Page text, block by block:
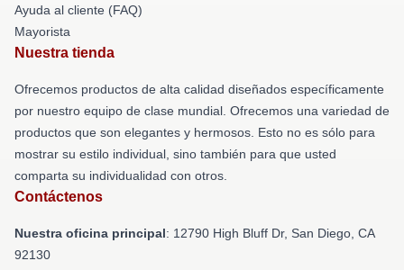
Ayuda al cliente (FAQ)
Mayorista
Nuestra tienda
Ofrecemos productos de alta calidad diseñados específicamente
por nuestro equipo de clase mundial. Ofrecemos una variedad de
productos que son elegantes y hermosos. Esto no es sólo para
mostrar su estilo individual, sino también para que usted
comparta su individualidad con otros.
Contáctenos
Nuestra oficina principal: 12790 High Bluff Dr, San Diego, CA
92130